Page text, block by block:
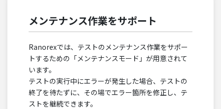
メンテナンス作業をサポート
Ranorexでは、テストのメンテナンス作業をサポー
トするための「メンテナンスモード」が用意されて
います。
テストの実行中にエラーが発生した場合、テストの
終了を待たずに、その場でエラー箇所を修正し、テ
ストを継続できます。